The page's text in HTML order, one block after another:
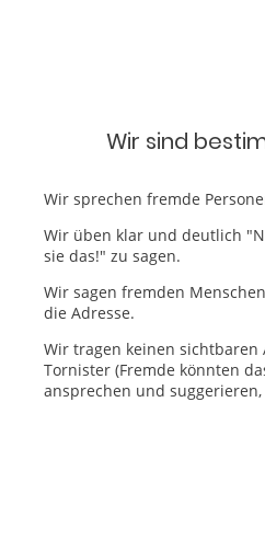
Wir sind
Wir sprechen fremde
Wir üben klar und deutlich
sie das!" zu sagen.
Wir sagen fremden
die Adresse.
Wir tragen keinen sichtbaren
Tornister (Fremde könnten
ansprechen und suggerieren,